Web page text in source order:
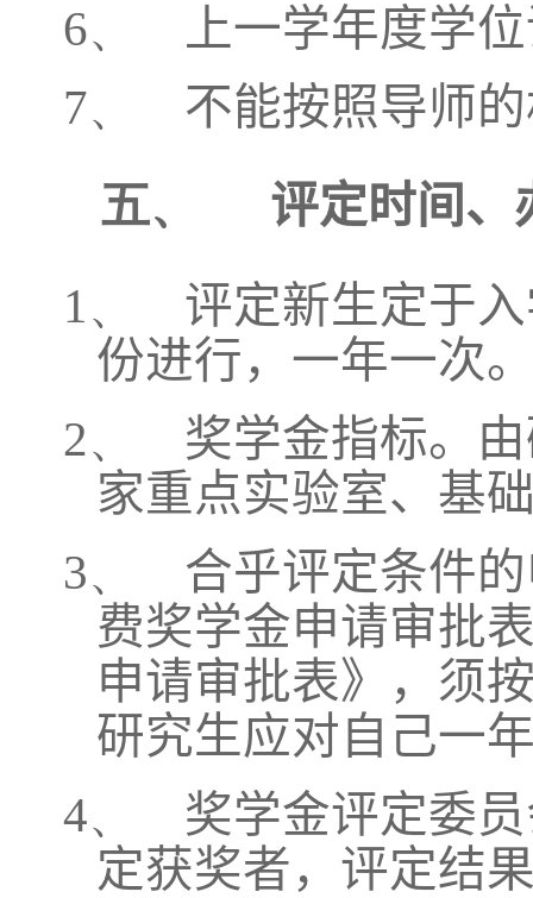
6、
上一学年度学
7、
不能按照导师
五、
评定时间、
1、
评定新生定于
份进行，一年一次
2、
奖学金指标。
家重点实验室、基
3、
合乎评定条件
费奖学金申请审批
申请审批表》，须
研究生应对自己一
4、
奖学金评定委
定获奖者，评定结